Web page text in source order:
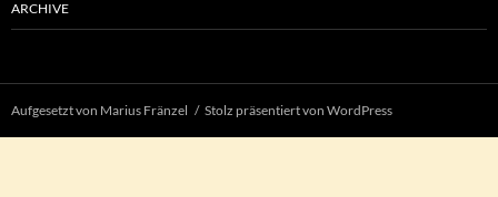
ARCHIVE
Aufgesetzt von Marius Fränzel Stolz präsentiert von WordPress